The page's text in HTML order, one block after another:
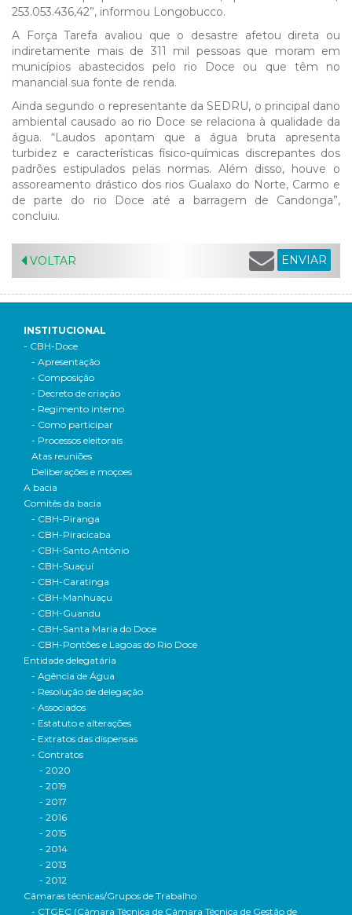
253.053.436,42”, informou Longobucco.
A Força Tarefa avaliou que o desastre afetou direta ou
indiretamente mais de 311 mil pessoas que moram em
municípios abastecidos pelo rio Doce ou que têm no
manancial sua fonte de renda.
Ainda segundo o representante da SEDRU, o principal dano
ambiental causado ao rio Doce se relaciona à qualidade da
água. “Laudos apontam que a água bruta apresenta
turbidez e características físico-químicas discrepantes dos
padrões estipulados pelas normas. Além disso, houve o
assoreamento drástico dos rios Gualaxo do Norte, Carmo e
de parte do rio Doce até a barragem de Candonga”,
concluiu.
VOLTAR ENVIAR
INSTITUCIONAL
- CBH-Doce
- Apresentação
- Composição
- Decreto de criação
- Regimento interno
- Como participar
- Processos eleitorais
Atas reuniões
Deliberações e moçoes
A bacia
Comitês da bacia
- CBH-Piranga
- CBH-Piracicaba
- CBH-Santo Antônio
- CBH-Suaçuí
- CBH-Caratinga
- CBH-Manhuaçu
- CBH-Guandu
- CBH-Santa Maria do Doce
- CBH-Pontões e Lagoas do Rio Doce
Entidade delegatária
- Agência de Água
- Resolução de delegação
- Associados
- Estatuto e alterações
- Extratos das dispensas
- Contratos
- 2020
- 2019
- 2017
- 2016
- 2015
- 2014
- 2013
- 2012
Câmaras técnicas/Grupos de Trabalho
- CTGEC (Câmara Técnica de Câmara Técnica de Gestão de